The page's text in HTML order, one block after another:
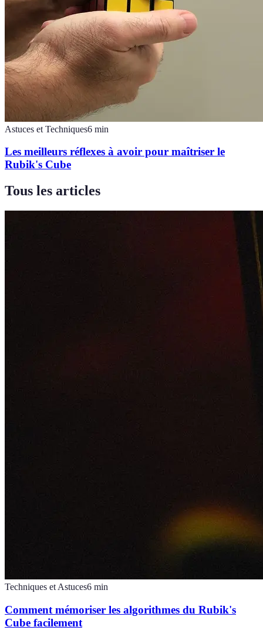
Astuces et Techniques6 min
Les meilleurs réflexes à avoir pour maîtriser le
Rubik's Cube
Tous les articles
Techniques et Astuces6 min
Comment mémoriser les algorithmes du Rubik's
Cube facilement